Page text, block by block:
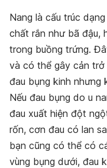
Nang là cấu trúc
chất rắn như bã đậu,
trong buồng trứng.
và có thể gây cản trở
đau bụng kinh nhưng
Nếu đau bụng do u
đau xuất hiện đột
rốn, cơn đau có lan
bạn cũng có thể có
vùng bụng dưới, đau